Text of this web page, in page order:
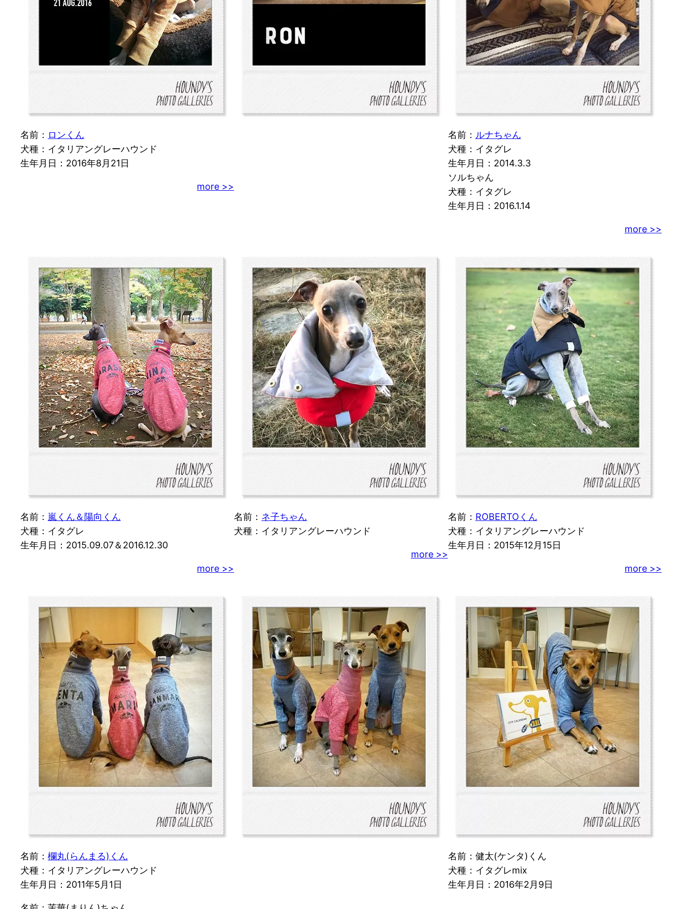
名前： ロンくん
犬種：イタリアングレーハウンド
生年月日：2016年8月21日
more >>
名前： ルナちゃん
犬種：イタグレ
生年月日：2014.3.3
ソルちゃん
犬種：イタグレ
生年月日：2016.1.14
more >>
名前： 嵐くん＆陽向くん
犬種：イタグレ
生年月日：2015.09.07＆2016.12.30
more >>
名前： ネ子ちゃん
犬種：イタリアングレーハウンド
more >>
名前： ROBERTOくん
犬種：イタリアングレーハウンド
生年月日：2015年12月15日
more >>
名前： 欄丸(らんまる)くん
犬種：イタリアングレーハウンド
生年月日：2011年5月1日
名前：健太(ケンタ)くん
犬種：イタグレmix
生年月日：2016年2月9日